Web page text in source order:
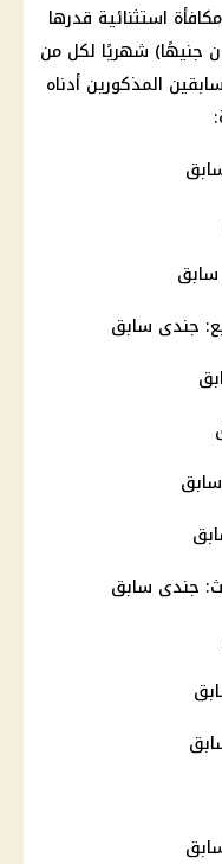
استثنائية قدرها
جنيهًا) شهريًا لكل من
المذكورين أدناه
سابق
جندی سابق
جندی سابق